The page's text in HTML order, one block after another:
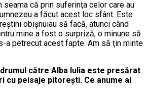
că prin suferinţa celor care au
a făcut acest loc sfânt. Este
obişnuiau să facă, atunci când
mine a fost o surpriză, o minune să
a petrecut acest fapte. Am să ţin minte
către Alba Iulia este presărat
cu peisaje pitoreşti. Ce anume ai